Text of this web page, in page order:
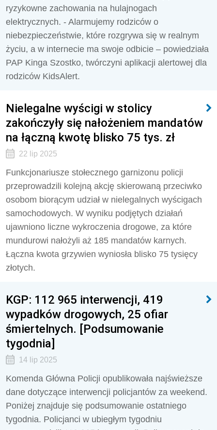
ryzykowne zachowania na hulajnogach
elektrycznych. - Alarmujemy rodziców o
niebezpieczeństwie, które rozgrywa się w realnym
życiu, a w internecie ma swoje odbicie – powiedziała
PAP Kinga Szostko, twórczyni aplikacji alertowej dla
rodziców KidsAlert.
Nielegalne wyścigi w stolicy
zakończyły się nałożeniem mandatów
na łączną kwotę blisko 75 tys. zł
22 lip 2025
Funkcjonariusze stołecznego garnizonu policji
przeprowadzili kolejną akcję skierowaną przeciwko
osobom biorącym udział w nielegalnych wyścigach
samochodowych. W wyniku podjętych działań
ujawniono liczne wykroczenia drogowe, za które
mundurowi nałożyli aż 185 mandatów karnych.
Łączna kwota grzywien wyniosła blisko 75 tysięcy
złotych.
KGP: 112 965 interwencji, 419
wypadków drogowych, 25 ofiar
śmiertelnych. [Podsumowanie
tygodnia]
14 lip 2025
Komenda Główna Policji opublikowała najświeższe
dane dotyczące interwencji policjantów za weekend.
Poniżej znajduje się podsumowanie ostatniego
tygodnia. Policjanci w ubiegłym tygodniu